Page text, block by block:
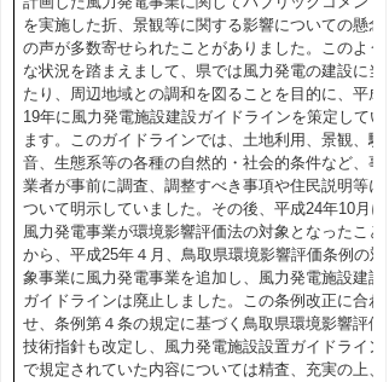
を実施した折、景観等に関する影響についての懸念
の声が多数寄せられたことがありました。このよう
な状況を踏まえまして、県では風力発電の建設に当
たり、周辺地域との調和を図ることを目的に、平成
19年に風力発電施設建設ガイドラインを策定してい
ます。このガイドラインでは、土地利用、景観、騒
音、生態系等の各種の自然的・社会的条件など、事
業者が事前に調査、調整すべき事項や住民説明等に
ついて明示していました。その後、平成24年10月に
風力発電事業が環境影響評価法の対象となったこと
から、平成25年４月、鳥取県環境影響評価条例の対
象事業に風力発電事業を追加し、風力発電施設建設
ガイドラインは廃止しました。この条例改正に合わ
せ、条例第４条の規定に基づく鳥取県環境影響評価
技術指針も改定し、風力発電施設設置ガイドライン
で規定されていた内容については精査、充実の上、